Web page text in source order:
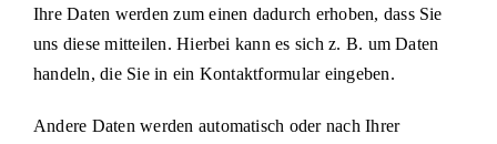
Ihre Daten werden zum einen dadurch erhoben, dass Sie
uns diese mitteilen. Hierbei kann es sich z. B. um Daten
handeln, die Sie in ein Kontaktformular eingeben.
Andere Daten werden automatisch oder nach Ihrer